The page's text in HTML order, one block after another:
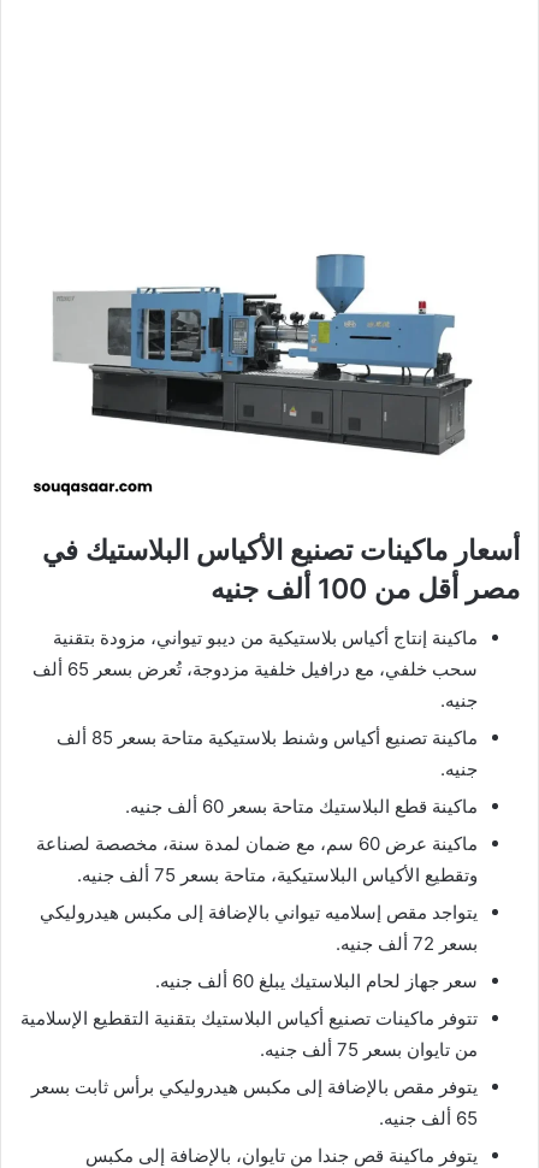
أسعار ماكينات تصنيع الأكياس البلاستيك في
مصر أقل من 100 ألف جنيه
ماكينة إنتاج أكياس بلاستيكية من ديبو تيواني، مزودة بتقنية
سحب خلفي، مع درافيل خلفية مزدوجة، تُعرض بسعر 65 ألف
جنيه.
ماكينة تصنيع أكياس وشنط بلاستيكية متاحة بسعر 85 ألف
جنيه.
ماكينة قطع البلاستيك متاحة بسعر 60 ألف جنيه.
ماكينة عرض 60 سم، مع ضمان لمدة سنة، مخصصة لصناعة
وتقطيع الأكياس البلاستيكية، متاحة بسعر 75 ألف جنيه.
يتواجد مقص إسلاميه تيواني بالإضافة إلى مكبس هيدروليكي
بسعر 72 ألف جنيه.
سعر جهاز لحام البلاستيك يبلغ 60 ألف جنيه.
تتوفر ماكينات تصنيع أكياس البلاستيك بتقنية التقطيع الإسلامية
من تايوان بسعر 75 ألف جنيه.
يتوفر مقص بالإضافة إلى مكبس هيدروليكي برأس ثابت بسعر
65 ألف جنيه.
يتوفر ماكينة قص جندا من تايوان، بالإضافة إلى مكبس